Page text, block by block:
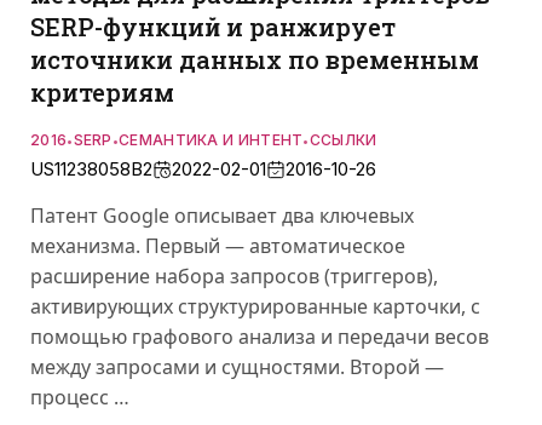
SERP-функций и ранжирует
источники данных по временным
критериям
2016•SERP •СЕМАНТИКА И ИНТЕНТ•ССЫЛКИ
US11238058B2 2022-02-01 2016-10-26
Патент Google описывает два ключевых
механизма. Первый — автоматическое
расширение набора запросов (триггеров),
активирующих структурированные карточки, с
помощью графового анализа и передачи весов
между запросами и сущностями. Второй —
процесс …